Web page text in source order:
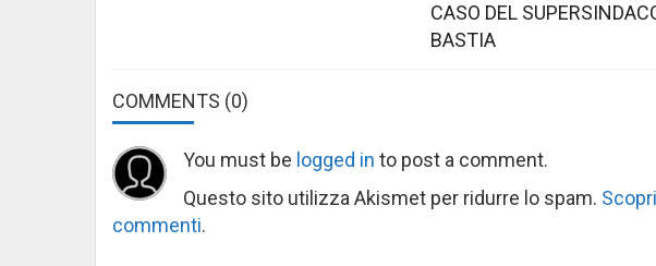
CASO DEL
BASTIA
COMMENTS (0)
You must be logged in to post a comment.
Questo sito utilizza Akismet per ridurre lo spam.
commenti.